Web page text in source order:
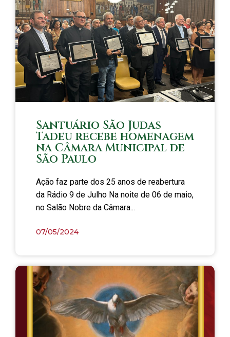
Santuário São Judas
Tadeu recebe homenagem
na Câmara Municipal de
São Paulo
Ação faz parte dos 25 anos de reabertura
da Rádio 9 de Julho Na noite de 06 de maio,
no Salão Nobre da Câmara...
07/05/2024